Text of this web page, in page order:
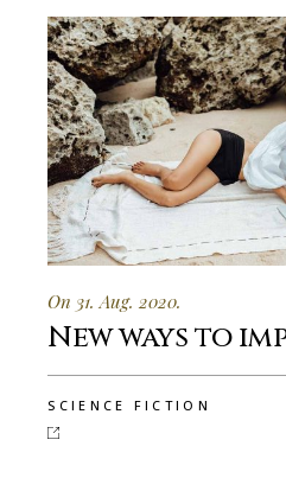
On 31. Aug. 2020.
New ways to
SCIENCE FICTION